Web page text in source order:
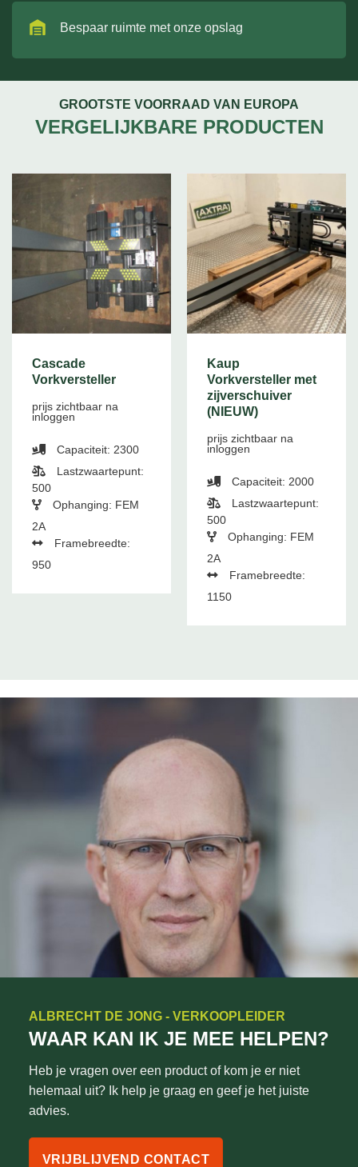
Bespaar ruimte met onze opslag
GROOTSTE VOORRAAD VAN EUROPA
VERGELIJKBARE PRODUCTEN
Cascade
Vorkversteller
prijs zichtbaar na
inloggen
Capaciteit: 2300
Lastzwaartepunt:
500
Ophanging: FEM
2A
Framebreedte:
950
Kaup
Vorkversteller met
zijverschuiver
(NIEUW)
prijs zichtbaar na
inloggen
Capaciteit: 2000
Lastzwaartepunt:
500
Ophanging: FEM
2A
Framebreedte:
1150
ALBRECHT DE JONG - VERKOOPLEIDER
WAAR KAN IK JE MEE HELPEN?
Heb je vragen over een product of kom je er niet
helemaal uit? Ik help je graag en geef je het juiste
advies.
VRIJBLIJVEND CONTACT